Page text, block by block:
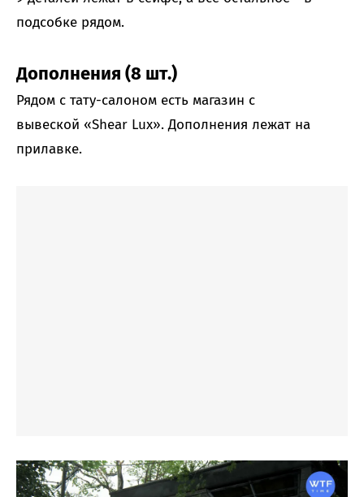
подсобке рядом.
Дополнения (8 шт.)
Рядом с тату-салоном есть магазин с
вывеской «Shear Lux». Дополнения лежат на
прилавке.